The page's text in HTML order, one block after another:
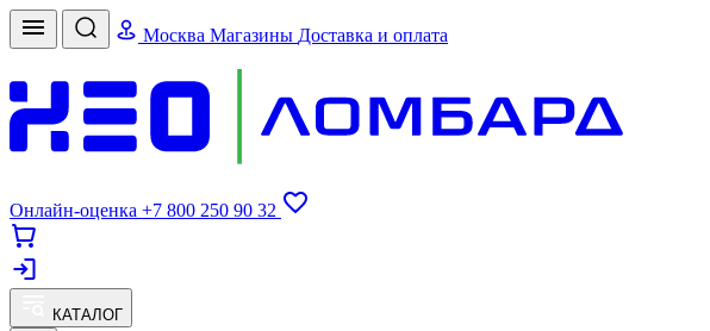
Москва Магазины Доставка и оплата
Онлайн-оценка +7 800 250 90 32
КАТАЛОГ